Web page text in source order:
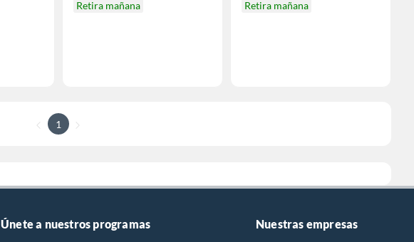
Retira mañana
Retira mañana
1
Únete a nuestros programas Nuestras empresas